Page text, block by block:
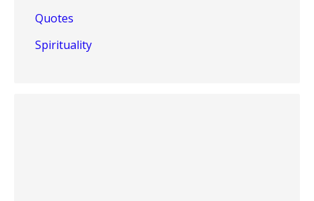
Quotes
Spirituality